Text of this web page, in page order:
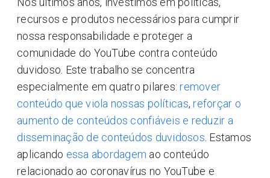
recursos e produtos necessários para cumprir
nossa responsabilidade e proteger a
comunidade do YouTube contra conteúdo
duvidoso. Este trabalho se concentra
especialmente em quatro pilares:remover
conteúdo que viola nossas políticas,reforçar o
aumento de conteúdos confiáveis e reduzir a
disseminação de conteúdos duvidosos . Estamos
aplicando essa abordagem ao conteúdo
relacionado ao coronavírus no YouTube e